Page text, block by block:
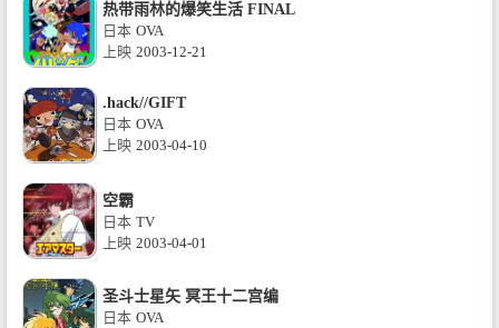
热带雨林的爆笑生活 FINAL
日本 OVA
上映 2003-12-21
.hack//GIFT
日本 OVA
上映 2003-04-10
空霸
日本 TV
上映 2003-04-01
圣斗士星矢 冥王十二宫编
日本 OVA